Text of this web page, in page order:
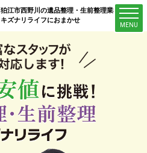
狛江市西野川 の遺品整理・生前整理業者は
キズナリライフにおまかせ